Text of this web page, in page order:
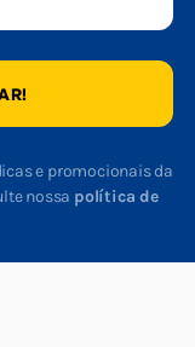
e promocionais da
nossa política de